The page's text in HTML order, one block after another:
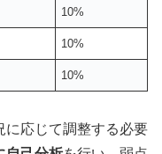
10%
10%
10%
に応じて調整する必要